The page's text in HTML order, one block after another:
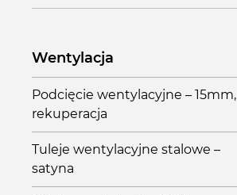
Wentylacja
Podcięcie wentylacyjne – 15mm,
rekuperacja
Tuleje wentylacyjne stalowe –
satyna